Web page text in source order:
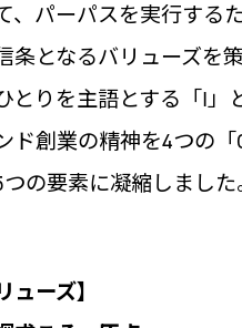
、パーパスを実行する
条となるバリューズを
とりを主語とする「I」
ド創業の精神を4つの「
の要素に凝縮しました
ューズ】